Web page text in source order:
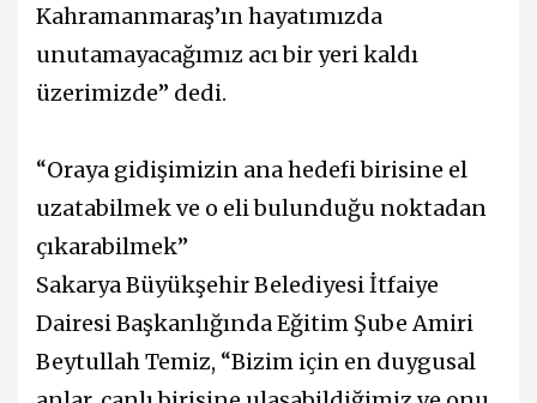
Kahramanmaraş’ın hayatımızda
unutamayacağımız acı bir yeri kaldı
üzerimizde” dedi.
“Oraya gidişimizin ana hedefi birisine el
uzatabilmek ve o eli bulunduğu noktadan
çıkarabilmek”
Sakarya Büyükşehir Belediyesi İtfaiye
Dairesi Başkanlığında Eğitim Şube Amiri
Beytullah Temiz, “Bizim için en duygusal